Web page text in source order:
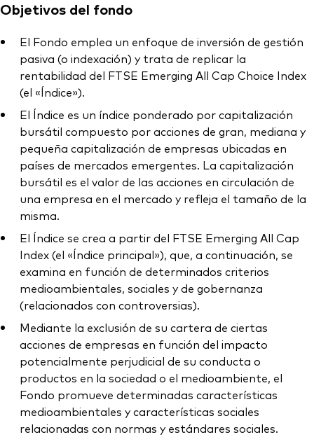
Objetivos del fondo
El Fondo emplea un enfoque de inversión de gestión
pasiva (o indexación) y trata de replicar la
rentabilidad del FTSE Emerging All Cap Choice Index
(el «Índice»).
El Índice es un índice ponderado por capitalización
bursátil compuesto por acciones de gran, mediana y
pequeña capitalización de empresas ubicadas en
países de mercados emergentes. La capitalización
bursátil es el valor de las acciones en circulación de
una empresa en el mercado y refleja el tamaño de la
misma.
El Índice se crea a partir del FTSE Emerging All Cap
Index (el «Índice principal»), que, a continuación, se
examina en función de determinados criterios
medioambientales, sociales y de gobernanza
(relacionados con controversias).
Mediante la exclusión de su cartera de ciertas
acciones de empresas en función del impacto
potencialmente perjudicial de su conducta o
productos en la sociedad o el medioambiente, el
Fondo promueve determinadas características
medioambientales y características sociales
relacionadas con normas y estándares sociales.